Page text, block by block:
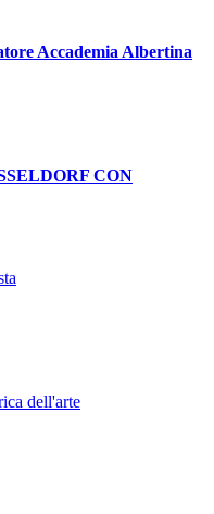
Accademia Albertina
CON
dell'arte